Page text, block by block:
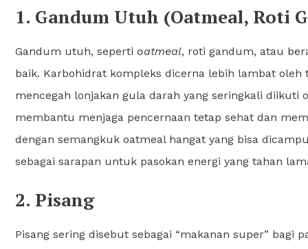
1. Gandum Utuh (Oatmeal, Roti
Gandum utuh, seperti oatmeal, roti gandum, atau
baik. Karbohidrat kompleks dicerna lebih lambat
mencegah lonjakan gula darah yang seringkali
membantu menjaga pencernaan tetap sehat dan
dengan semangkuk oatmeal hangat yang bisa
sebagai sarapan untuk pasokan energi yang tahan
2. Pisang
Pisang sering disebut sebagai “makanan super”